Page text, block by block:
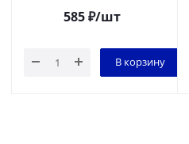
585₽/шт
В корзину